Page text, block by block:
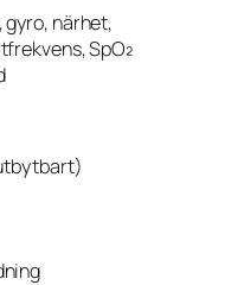
närhet,
SpO₂